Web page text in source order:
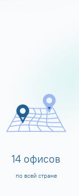
14 офисов
по всей стране